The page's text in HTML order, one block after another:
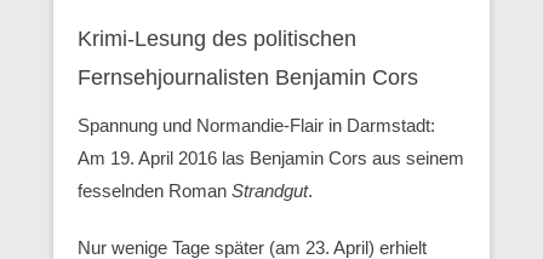
Krimi-Lesung des politischen
Fernsehjournalisten Benjamin Cors
Spannung und Normandie-Flair in Darmstadt:
Am 19. April 2016 las Benjamin Cors aus seinem
fesselnden Roman Strandgut.
Nur wenige Tage später (am 23. April) erhielt